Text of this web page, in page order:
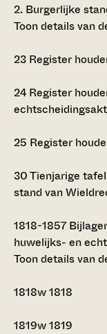
2. Burgerlijke
Toon details van
23 Register
24 Register
25 Register
30Tienjarige
stand van
1818-1857
huwelijks- en
Toon details van
1818w1818
1819w1819